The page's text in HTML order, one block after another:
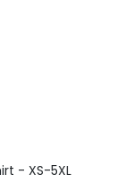
- XS-5XL